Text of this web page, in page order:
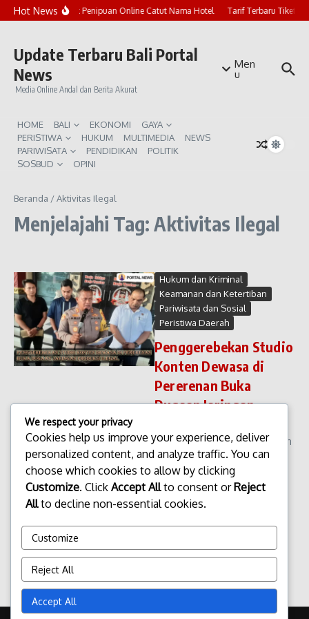
Lewati ke konten
Hot NewsMarak Penipuan Online Catut Nama Hotel Tarif Terbaru Tiket
Update Terbaru Bali Portal
News
Media Online Andal dan Berita Akurat
Men
u
HOME BALI EKONOMI
GAYA
PERISTIWA
HUKUM MULTIMEDIA
NEWS
PARIWISATA
PENDIDIKAN
POLITIK
SOSBUD
OPINI
Beranda /Aktivitas Ilegal
Menjelajahi Tag: Aktivitas Ilegal
Hukum dan Kriminal
Keamanan dan Ketertiban
Pariwisata dan Sosial
Peristiwa Daerah
Penggerebekan Studio
Konten Dewasa di
Pererenan Buka
Dugaan Jaringan
Penggerebekan Studio Konten
Dewasa di Pererenan Buka
Dugaan Jaringan Produksi
Ilegal. Aparat penegak hukum
menggerebek sebuah studio
konten dewasa di kawasan
admin Desember 23, 2025
Read More
We respect your privacy
Cookies help us improve your experience, deliver
personalized content, and analyze traffic. You can
choose which cookies to allow by clicking
Customize. Click Accept Allto consent orReject
Allto decline non-essential cookies.
Customize
Reject All
Accept All